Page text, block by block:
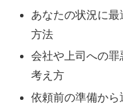
あなたの状況に
方法
会社や上司への
考え方
依頼前の準備から